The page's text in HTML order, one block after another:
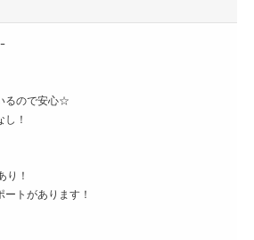
るので安心☆
！
り！
トがあります！